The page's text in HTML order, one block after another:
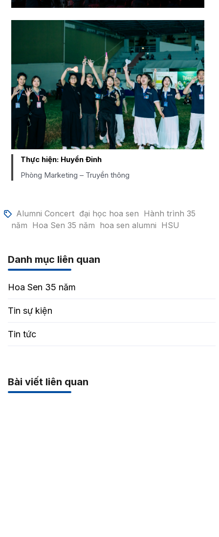
Thực hiện: Huyền Đinh
Phòng Marketing – Truyền thông
Alumni Concert đại học hoa sen Hành trình 35
năm Hoa Sen 35 năm hoa sen alumni HSU
Danh mục liên quan
Hoa Sen 35 năm
Tin sự kiện
Tin tức
Bài viết liên quan